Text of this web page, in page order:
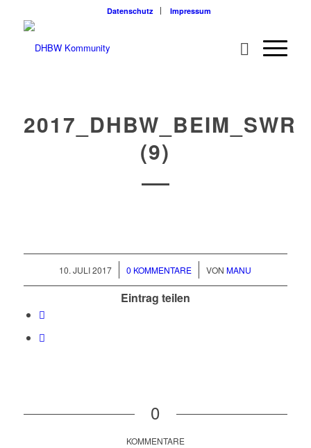
Datenschutz Impressum
2017_DHBW_BEIM_SWR
(9)
10. JULI 2017
/ 0 KOMMENTARE
/ VON MANU
Eintrag teilen
0
KOMMENTARE